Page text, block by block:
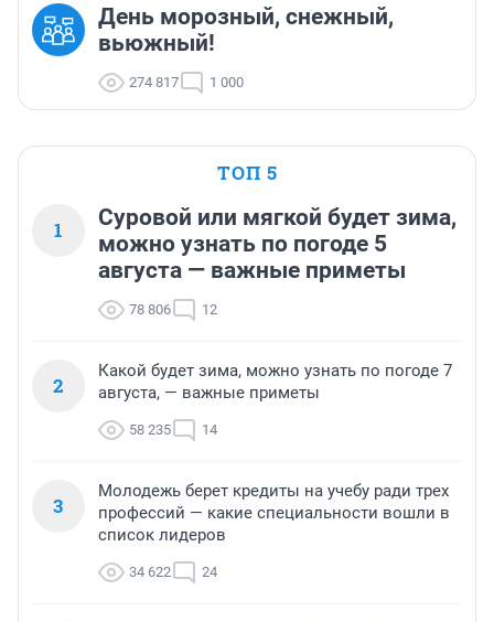
День морозный, снежный,
вьюжный!
274 817 1 000
ТОП 5
1
Суровой или мягкой будет зима,
можно узнать по погоде 5
августа — важные приметы
78 806 12
2
Какой будет зима, можно узнать по погоде 7
августа, — важные приметы
58 235 14
3
Молодежь берет кредиты на учебу ради трех
профессий — какие специальности вошли в
список лидеров
34 622 24